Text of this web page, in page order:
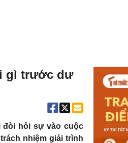
gì trước dư
đòi hỏi sự vào cuộc
nhiệm giải trình